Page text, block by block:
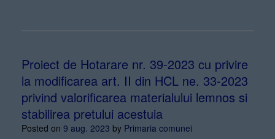
Proiect de Hotarare nr. 39-2023 cu privire
la modificarea art. II din HCL ne. 33-2023
privind valorificarea materialului lemnos si
stabilirea pretului acestuia
Posted on 9 aug. 2023 by Primaria comunei